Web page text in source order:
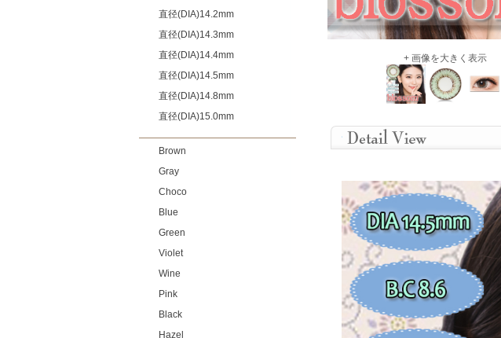
直径(DIA)14.2mm
直径(DIA)14.3mm
直径(DIA)14.4mm
直径(DIA)14.5mm
直径(DIA)14.8mm
直径(DIA)15.0mm
Brown
Gray
Choco
Blue
Green
Violet
Wine
Pink
Black
Hazel
+ 画像を大きく表示